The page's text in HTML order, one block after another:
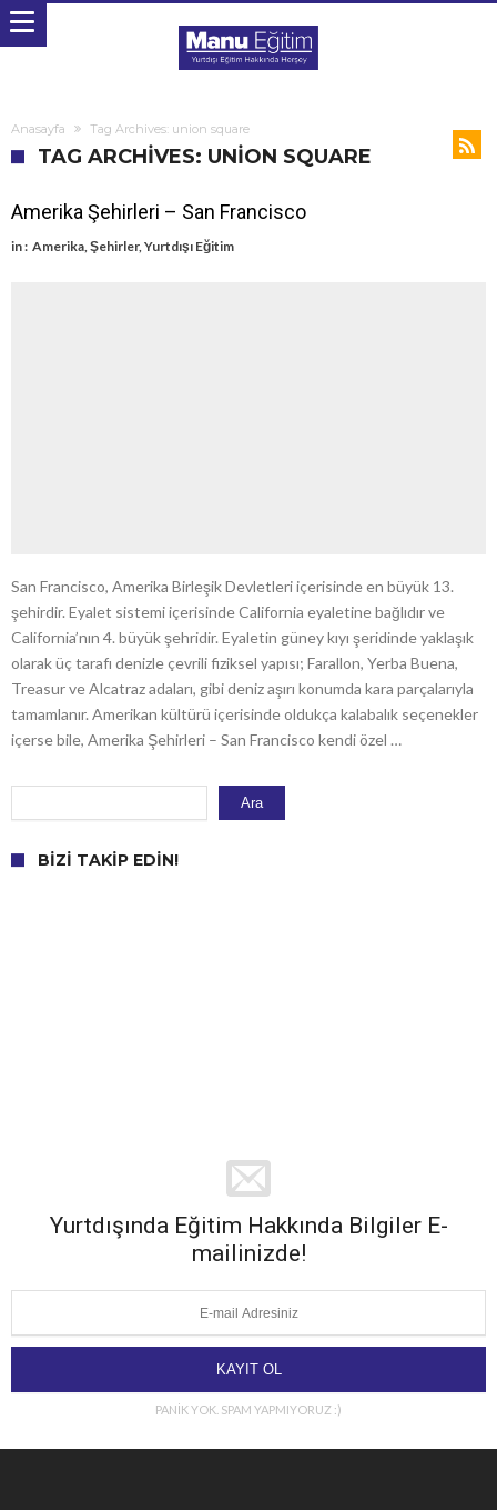
Anasayfa Tag Archives: union square
TAG ARCHIVES: UNION SQUARE
Amerika Şehirleri – San Francisco
in : Amerika,Şehirler,Yurtdışı Eğitim
San Francisco, Amerika Birleşik Devletleri içerisinde en büyük 13.
şehirdir. Eyalet sistemi içerisinde California eyaletine bağlıdır ve
California’nın 4. büyük şehridir. Eyaletin güney kıyı şeridinde yaklaşık
olarak üç tarafı denizle çevrili fiziksel yapısı; Farallon, Yerba Buena,
Treasur ve Alcatraz adaları, gibi deniz aşırı konumda kara parçalarıyla
tamamlanır. Amerikan kültürü içerisinde oldukça kalabalık seçenekler
içerse bile, Amerika Şehirleri – San Francisco kendi özel …
Ara
BIZI TAKIP EDIN!
Yurtdışında Eğitim Hakkında Bilgiler E-
mailinizde!
PANİK YOK. SPAM YAPMIYORUZ :)